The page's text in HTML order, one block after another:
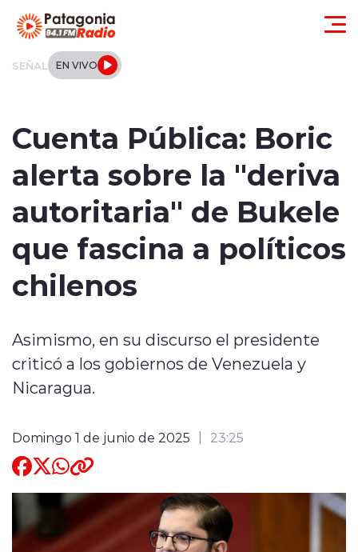
SEÑAL EN VIVO
Tendencias
Internacional
Entrevistas
Quienes Somos
modo claro
Cuenta Pública: Boric
alerta sobre la "deriva
autoritaria" de Bukele
que fascina a políticos
chilenos
Asimismo, en su discurso el presidente
criticó a los gobiernos de Venezuela y
Nicaragua.
Domingo 1 de junio de 2025 23:25